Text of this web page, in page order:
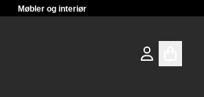
Møbler og interiør